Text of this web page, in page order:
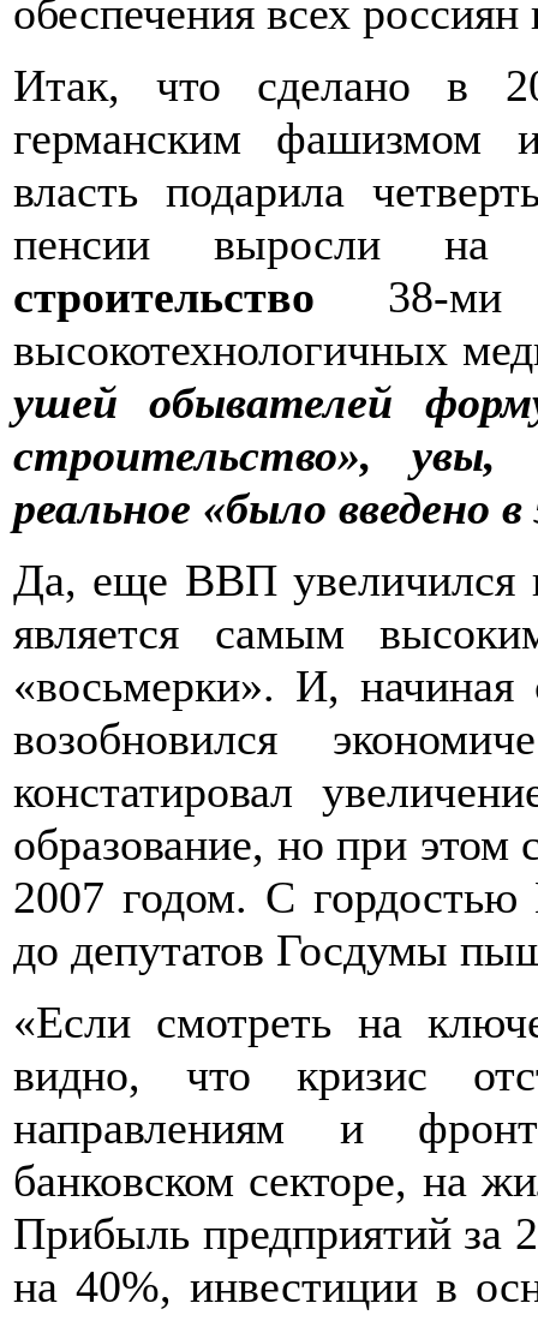
обеспечения всех
Итак, что сделано в
германским фашизмом
власть подарила
пенсии выросли
строительство 38-ми
высокотехнологичных
ушей обывателей
строительство»,
реальное «было введено
Да, еще ВВП увеличился
является самым
«восьмерки». И,
возобновился
констатировал
образование, но при этом
2007 годом. С
до депутатов Госдумы
«Если смотреть на
видно, что кризис
направлениям и
банковском секторе, на
Прибыль предприятий за
на 40%, инвестиции в